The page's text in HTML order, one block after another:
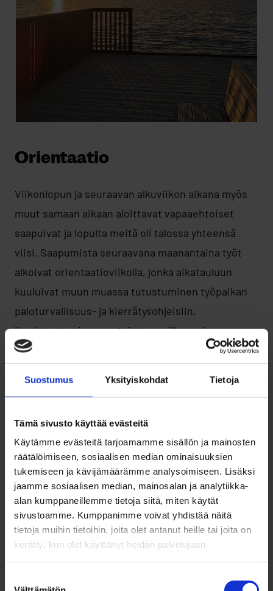
Suostumus Yksityiskohdat Tietoja
Tämä sivusto käyttää evästeitä
Käytämme evästeitä tarjoamamme sisällön ja mainosten
räätälöimiseen, sosiaalisen median ominaisuuksien
tukemiseen ja kävijämäärämme analysoimiseen. Lisäksi
jaamme sosiaalisen median, mainosalan ja analytiikka-
alan kumppaneillemme tietoja siitä, miten käytät
sivustoamme. Kumppanimme voivat yhdistää näitä
tietoja muihin tietoihin, joita olet antanut heille tai joita on
kerätty, kun olet käyttänyt heidän palvelujaan.
Orientaatio
Viikonlopun ja seuraavan alkuviikon aikana myös
muut samaan aikaan aloittavat vapaaehtoiset
saapuivat ja lopulta meitä oli talossa yhteensä
viisi. Saapumista seuraavana maanantaina työt
alkoivat orientaatioviikolla, jonka aikatauluun
kuuluivat muun muassa tutustuminen työpaikan
paloturvallisuus- ja kierrätysohjeisiin,
ilmoittautuminen ruotsin tunneille, omien
pelkojen ja tavoitteiden pohtiminen sekä
joita tulevissa työtehtävissämme pääsemme
Ensimmäisen niin sanotusti yleisen
orientaatioviikon jälkeen oli vuorossa
orientaatioviikot niin sanotusti omassa
organisaatiossamme. Kaikki me samaan aikaan
aloittaneet vapaaehtoiset työskentelemme siis
samassa talossa, mutta yhteensä kolmen eri